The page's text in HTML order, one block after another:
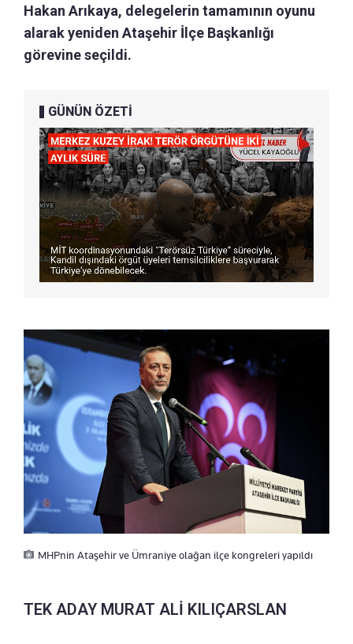
Hakan Arıkaya, delegelerin tamamının oyunu
alarak yeniden Ataşehir İlçe Başkanlığı
görevine seçildi.
GÜNÜN ÖZETİ
MHPnin Ataşehir ve Ümraniye olağan ilçe kongreleri yapıldı
TEK ADAY MURAT ALİ KILIÇARSLAN